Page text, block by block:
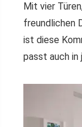
Mit vier
freundlichen
ist diese
passt auch in